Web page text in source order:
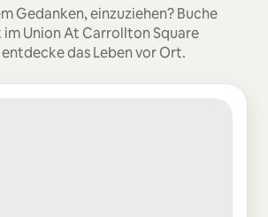
Gedanken, einzuziehen? Buche
Union At Carrollton Square
das Leben vor Ort.